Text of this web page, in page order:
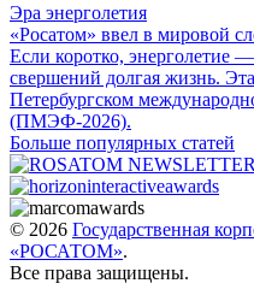
Эра энерголетия
«Росатом» ввел в мировой
Если коротко, энерголетие
свершений долгая жизнь.
Петербургском
(ПМЭФ-2026).
Больше популярных статей
© 2026 Государственная
«РОСАТОМ».
Все права защищены.